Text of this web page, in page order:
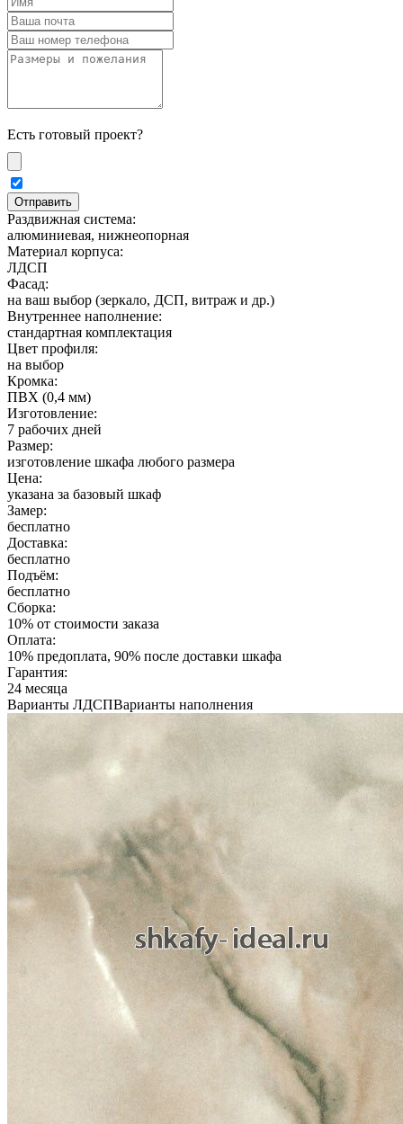
Есть готовый проект?
Раздвижная система:
алюминиевая, нижнеопорная
Материал корпуса:
ЛДСП
Фасад:
на ваш выбор (зеркало, ДСП, витраж и др.)
Внутреннее наполнение:
стандартная комплектация
Цвет профиля:
на выбор
Кромка:
ПВХ (0,4 мм)
Изготовление:
7 рабочих дней
Размер:
изготовление шкафа любого размера
Цена:
указана за базовый шкаф
Замер:
бесплатно
Доставка:
бесплатно
Подъём:
бесплатно
Сборка:
10% от стоимости заказа
Оплата:
10% предоплата, 90% после доставки шкафа
Гарантия:
24 месяца
Варианты ЛДСПВарианты наполнения